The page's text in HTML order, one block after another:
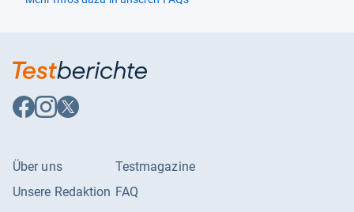
Auf
Facebook
Auf
Instagram
Auf
X
Über uns
Unsere Redaktion
Testmagazine
FAQ